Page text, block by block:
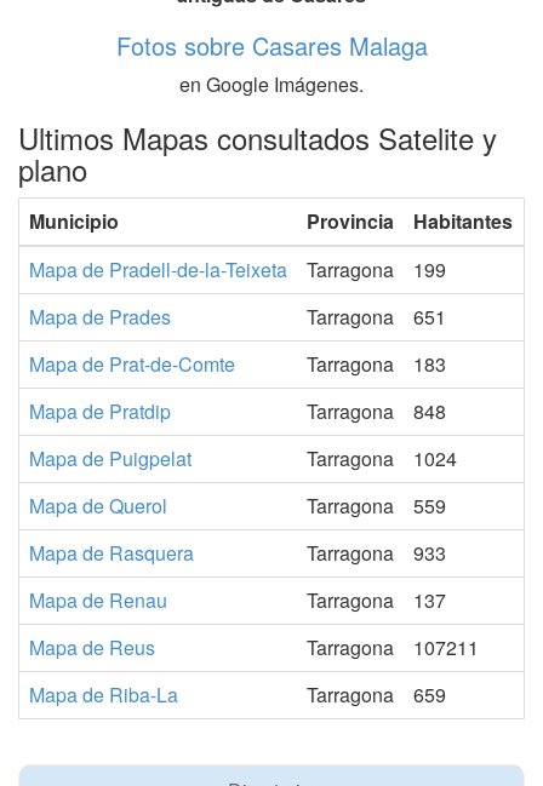
Fotos sobre Casares Malaga
en Google Imágenes.
Ultimos Mapas consultados Satelite y
plano
Municipio Provincia
Habitantes
Mapa de Pradell-de-la-Teixeta
Tarragona
199
Mapa de Prades
Tarragona
651
Mapa de Prat-de-Comte
Tarragona
183
Mapa de Pratdip
Tarragona
848
Mapa de Puigpelat
Tarragona
1024
Mapa de Querol
Tarragona
559
Mapa de Rasquera
Tarragona
933
Mapa de Renau
Tarragona
137
Mapa de Reus
Tarragona
107211
Mapa de Riba-La
Tarragona 659